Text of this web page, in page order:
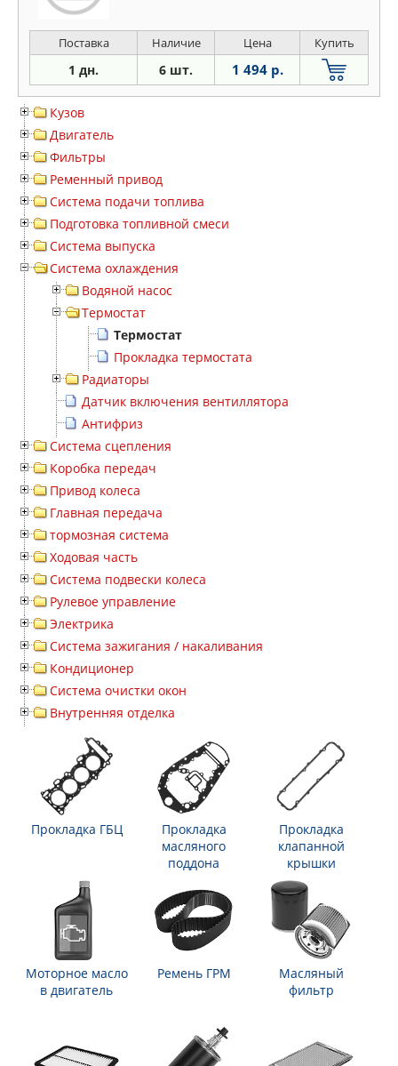
Поставка Наличие Цена Купить
1 дн. 6 шт. 1 494 р.
Кузов
Двигатель
Фильтры
Ременный привод
Система подачи топлива
Подготовка топливной смеси
Система выпуска
Система охлаждения
Водяной насос
Термостат
Термостат
Прокладка термостата
Радиаторы
Датчик включения вентиллятора
Антифриз
Система сцепления
Коробка передач
Привод колеса
Главная передача
тормозная система
Ходовая часть
Система подвески колеса
Рулевое управление
Электрика
Система зажигания / накаливания
Кондиционер
Система очистки окон
Внутренняя отделка
Прокладка ГБЦ
Прокладка
масляного
поддона
Прокладка
клапанной
крышки
Моторное масло
в двигатель
Ремень ГРМ
Масляный
фильтр